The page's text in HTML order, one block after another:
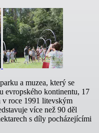
a muzea, který se
evropského kontinentu, 17
roce 1991 litevským
více než 90 děl
s díly pocházejícími